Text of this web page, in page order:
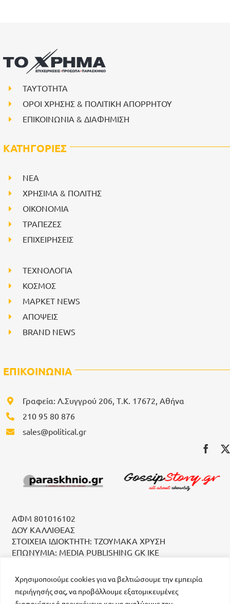
Χρησιμοποιούμε cookies για να βελτιώσουμε την εμπειρία
περιήγησής σας, να προβάλλουμε εξατομικευμένες
ΤΑΥΤΟΤΗΤΑ
ΟΡΟΙ ΧΡΗΣΗΣ & ΠΟΛΙΤΙΚΗ ΑΠΟΡΡΗΤΟΥ
ΕΠΙΚΟΙΝΩΝΙΑ & ΔΙΑΦΗΜΙΣΗ
ΚΑΤΗΓΟΡΙΕΣ
NEA
ΧΡΗΣΙΜΑ & ΠΟΛΙΤΗΣ
ΟΙΚΟΝΟΜΙΑ
ΤΡΑΠΕΖΕΣ
ΕΠΙΧΕΙΡΗΣΕΙΣ
ΤΕΧΝΟΛΟΓΙΑ
ΚΟΣΜΟΣ
ΜΑΡΚΕΤ NEWS
ΑΠΟΨΕΙΣ
BRAND NEWS
ΕΠΙΚΟΙΝΩΝΙΑ
Γραφεία: Λ.Συγγρού 206, Τ.Κ. 17672, Αθήνα
210 95 80 876
sales@political.gr
ΑΦΜ 801016102
ΔΟΥ ΚΑΛΛΙΘΕΑΣ
ΣΤΟΙΧΕΙΑ ΙΔΙΟΚΤΗΤΗ: ΤΖΟΥΜΑΚΑ ΧΡΥΣΗ
ΕΠΩΝΥΜΙΑ: MEDIA PUBLISHING GK IKE